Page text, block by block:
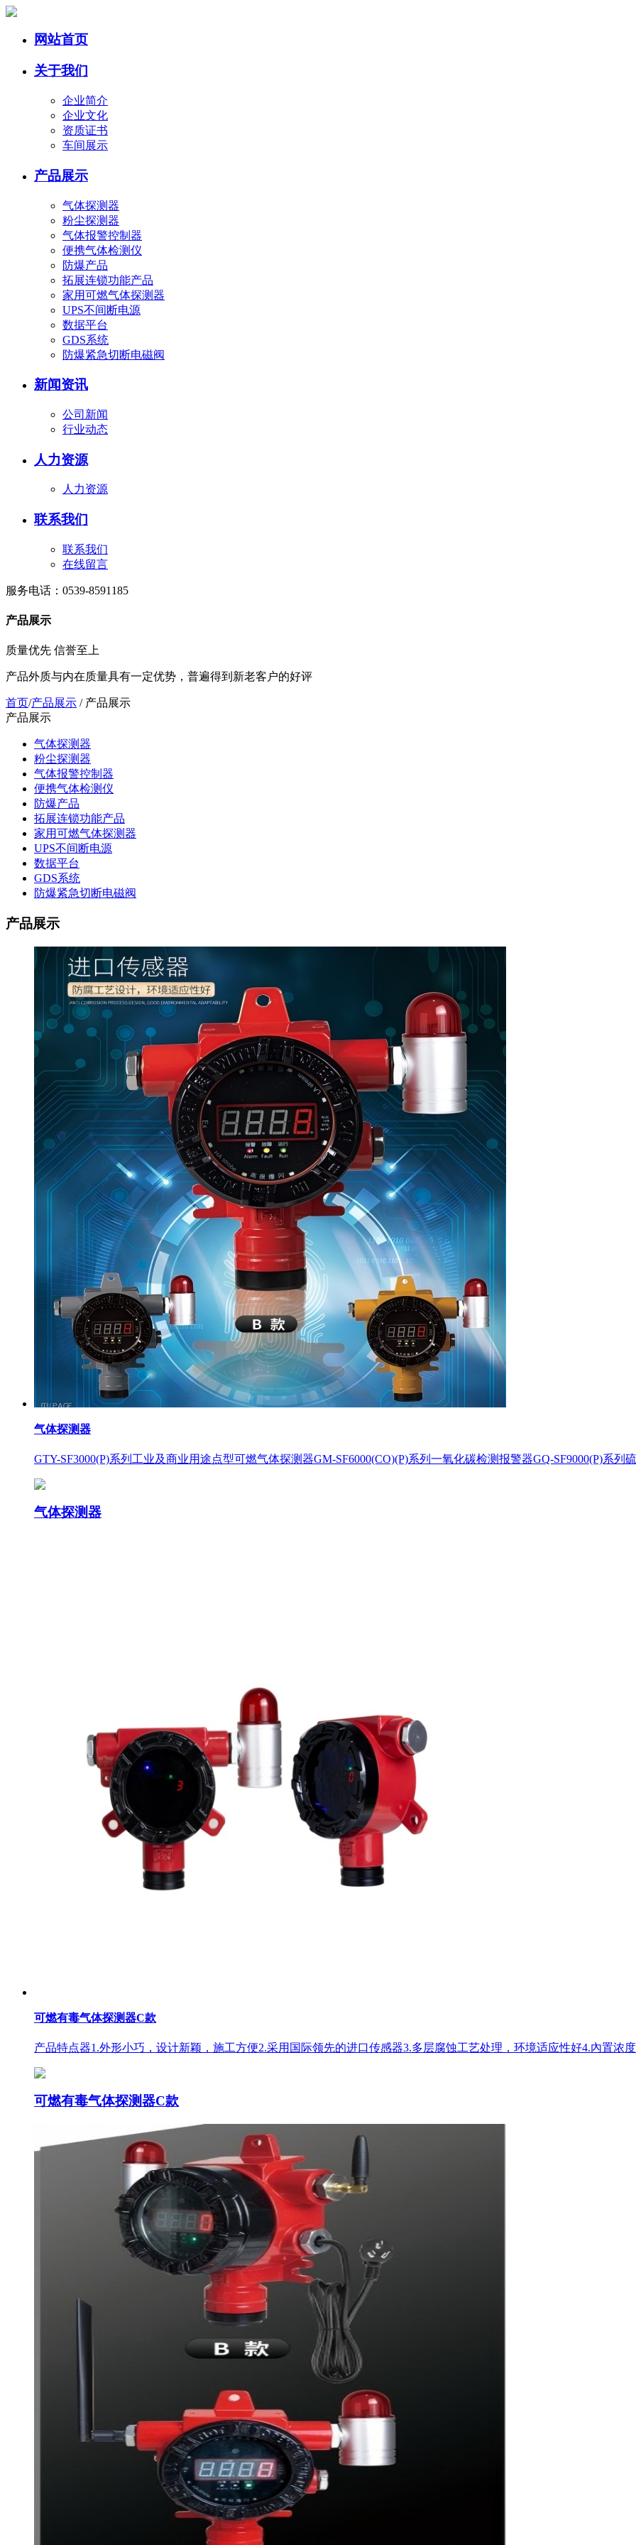
网站首页
关于我们
企业简介
企业文化
资质证书
车间展示
产品展示
气体探测器
粉尘探测器
气体报警控制器
便携气体检测仪
防爆产品
拓展连锁功能产品
家用可燃气体探测器
UPS不间断电源
数据平台
GDS系统
防爆紧急切断电磁阀
新闻资讯
公司新闻
行业动态
人力资源
人力资源
联系我们
联系我们
在线留言
服务电话： 0539-8591185
产品展示
质量优先 信誉至上
产品外质与内在质量具有一定优势，普遍得到新老客户的好评
首页/产品展示 / 产品展示
产品展示
气体探测器
粉尘探测器
气体报警控制器
便携气体检测仪
防爆产品
拓展连锁功能产品
家用可燃气体探测器
UPS不间断电源
数据平台
GDS系统
防爆紧急切断电磁阀
产品展示
气体探测器
GTY-SF3000(P)系列工业及商业用途点型可燃气体探测器GM-SF6000(CO)(P)系列一氧化碳检测报警器GQ-SF9000(P)系列
气体探测器
可燃有毒气体探测器C款
产品特点器1.外形小巧，设计新颖，施工方便2.采用国际领先的进口传感器3.多层腐蚀工艺处理，环境适应性好4.內置浓
可燃有毒气体探测器C款